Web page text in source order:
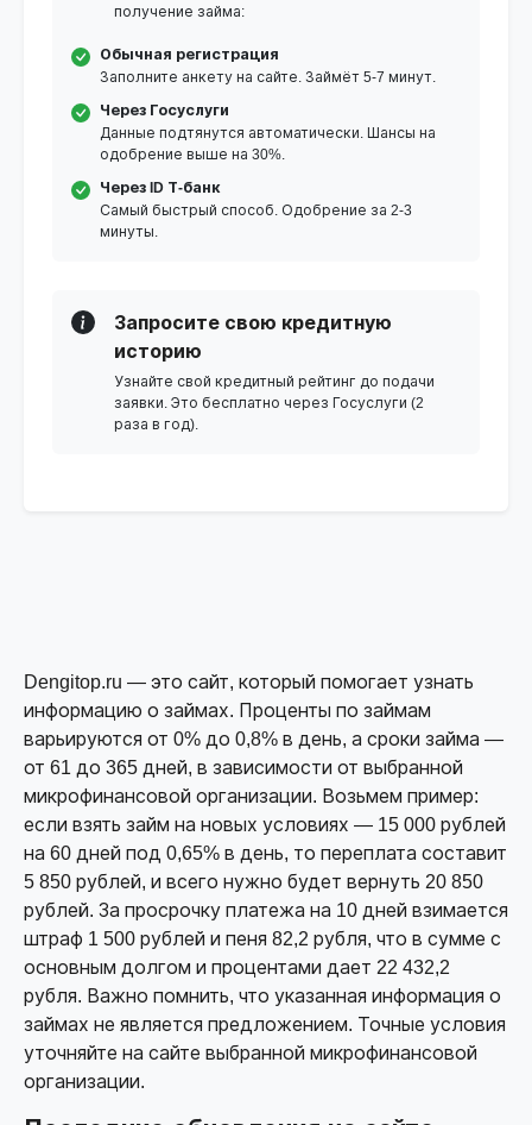
получение займа:
Обычная регистрация
Заполните анкету на сайте. Займёт 5-7 минут.
Через Госуслуги
Данные подтянутся автоматически. Шансы на
одобрение выше на 30%.
Через ID Т-банк
Самый быстрый способ. Одобрение за 2-3
минуты.
Запросите свою кредитную
историю
Узнайте свой кредитный рейтинг до подачи
заявки. Это бесплатно через Госуслуги (2
раза в год).
Dengitop.ru — это сайт, который помогает узнать
информацию о займах. Проценты по займам
варьируются от 0% до 0,8% в день, а сроки займа —
от 61 до 365 дней, в зависимости от выбранной
микрофинансовой организации. Возьмем пример:
если взять займ на новых условиях — 15 000 рублей
на 60 дней под 0,65% в день, то переплата составит
5 850 рублей, и всего нужно будет вернуть 20 850
рублей. За просрочку платежа на 10 дней взимается
штраф 1 500 рублей и пеня 82,2 рубля, что в сумме с
основным долгом и процентами дает 22 432,2
рубля. Важно помнить, что указанная информация о
займах не является предложением. Точные условия
уточняйте на сайте выбранной микрофинансовой
организации.